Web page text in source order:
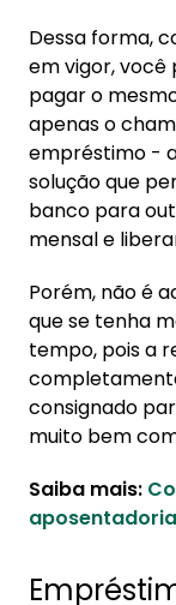
Dessa forma,
em vigor, você
pagar o
apenas o
empréstimo -
solução que
banco para
mensal e
Porém, não é
que se tenha
tempo, pois a
consignado
muito bem
Saiba mais: